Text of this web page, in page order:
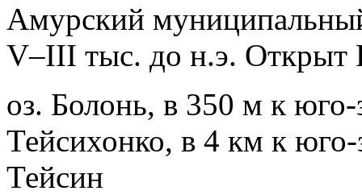
Амурский
V–III тыс. до н.э. Открыт
оз. Болонь, в 350 м к
Тейсихонко, в 4 км к юго-
Тейсин